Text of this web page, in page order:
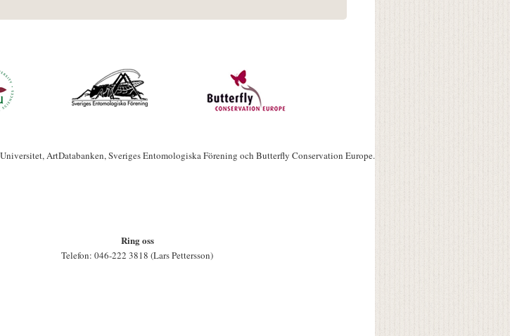
ArtDatabanken, Sveriges Entomologiska Förening och Butterfly Conservation Europe.
Ring oss
Telefon: 046-222 3818 (Lars Pettersson)